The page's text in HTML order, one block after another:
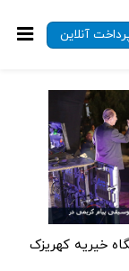
آنلاین
خیریه کهریزک